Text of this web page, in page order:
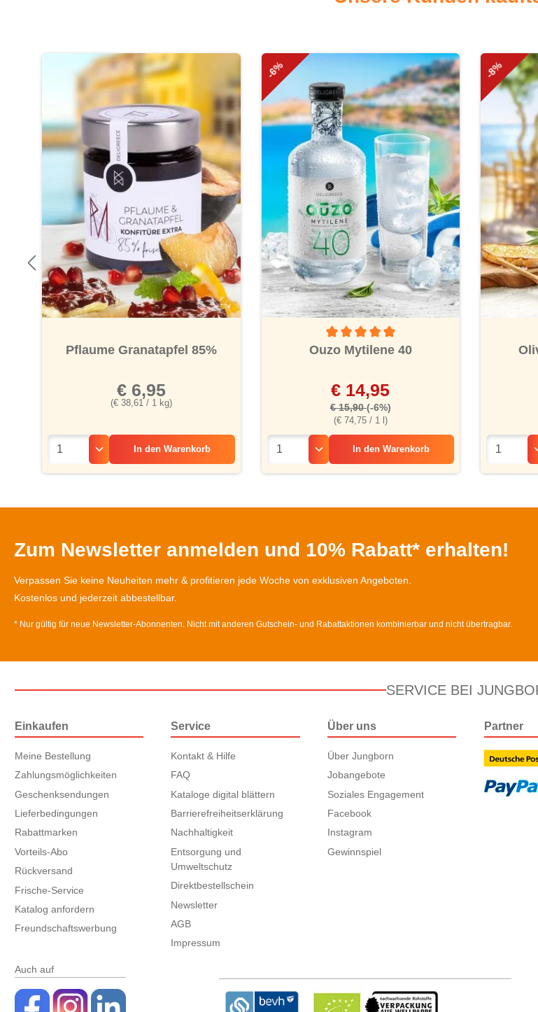
Produktgalerie überspringen
Pflaume Granatapfel 85%
(€ 38,61 / 1 kg)
€ 6,95
In den Warenkorb
-6%
Durchschnittliche Bewertung von 5 von 5
Ouzo Mytilene 40
(€ 74,75 / 1 l)
€ 14,95
€ 15,90(-6%)
In den Warenkorb
-8%
Zum Newsletter anmelden und 10% Rabatt* erhalten!
Verpassen Sie keine Neuheiten mehr & profitieren jede Woche von exklusiven Angeboten.
Kostenlos und jederzeit abbestellbar.
* Nur gültig für neue Newsletter-Abonnenten. Nicht mit anderen Gutschein- und Rabattaktionen kombinierbar und nicht übertragbar.
SERVICE BEI
Einkaufen
Meine Bestellung
Zahlungsmöglichkeiten
Geschenksendungen
Lieferbedingungen
Rabattmarken
Vorteils-Abo
Rückversand
Frische-Service
Katalog anfordern
Freundschaftswerbung
Service
Kontakt & Hilfe
FAQ
Kataloge digital blättern
Barrierefreiheitserklärung
Nachhaltigkeit
Entsorgung und
Umweltschutz
Direktbestellschein
Newsletter
AGB
Impressum
Über uns
Über Jungborn
Jobangebote
Soziales Engagement
Facebook
Instagram
Gewinnspiel
Partner
Auch auf